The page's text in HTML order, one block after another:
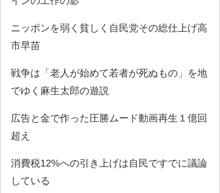
ニッポンを弱く貧しく自民党その総仕上げ高
市早苗
戦争は「老人が始めて若者が死ぬもの」を地
でゆく麻生太郎の遊説
広告と金で作った圧勝ムード動画再生１億回
超え
消費税12%への引き上げは自民ですでに議論
している